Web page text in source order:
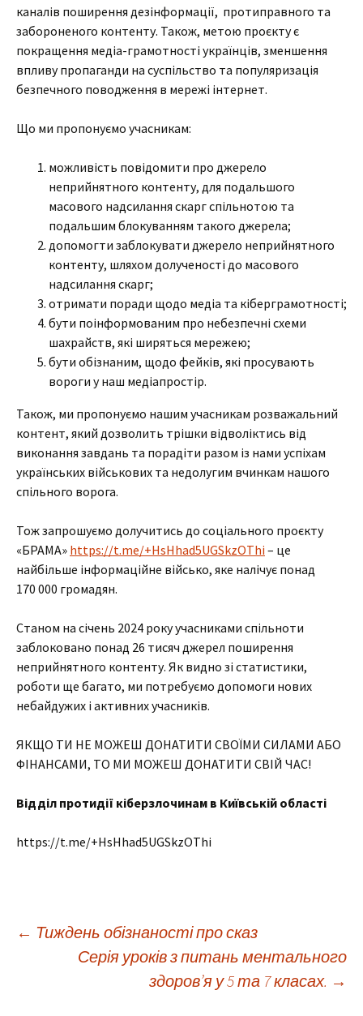
каналів поширення дезінформації, протиправного та
забороненого контенту. Також, метою проєкту є
покращення медіа-грамотності українців, зменшення
впливу пропаганди на суспільство та популяризація
безпечного поводження в мережі інтернет.
Що ми пропонуємо учасникам:
можливість повідомити про джерело
неприйнятного контенту, для подальшого
масового надсилання скарг спільнотою та
подальшим блокуванням такого джерела;
допомогти заблокувати джерело неприйнятного
контенту, шляхом долученості до масового
надсилання скарг;
отримати поради щодо медіа та кіберграмотності;
бути поінформованим про небезпечні схеми
шахрайств, які ширяться мережею;
бути обізнаним, щодо фейків, які просувають
вороги у наш медіапростір.
Також, ми пропонуємо нашим учасникам розважальний
контент, який дозволить трішки відволіктись від
виконання завдань та порадіти разом із нами успіхам
українських військових та недолугим вчинкам нашого
спільного ворога.
Тож запрошуємо долучитись до соціального проєкту
«БРАМА» https://t.me/+HsHhad5UGSkzOThi– це
найбільше інформаційне військо, яке налічує понад
170 000 громадян.
Станом на січень 2024 року учасниками спільноти
заблоковано понад 26 тисяч джерел поширення
неприйнятного контенту. Як видно зі статистики,
роботи ще багато, ми потребуємо допомоги нових
небайдужих і активних учасників.
ЯКЩО ТИ НЕ МОЖЕШ ДОНАТИТИ СВОЇМИ СИЛАМИ АБО
ФІНАНСАМИ, ТО МИ МОЖЕШ ДОНАТИТИ СВІЙ ЧАС!
Відділ протидії кіберзлочинам в Київській області
https://t.me/+HsHhad5UGSkzOThi
Навігація
← Тиждень обізнаності про сказ
Серія уроків з питань ментального
здоров’я у 5 та 7 класах. →